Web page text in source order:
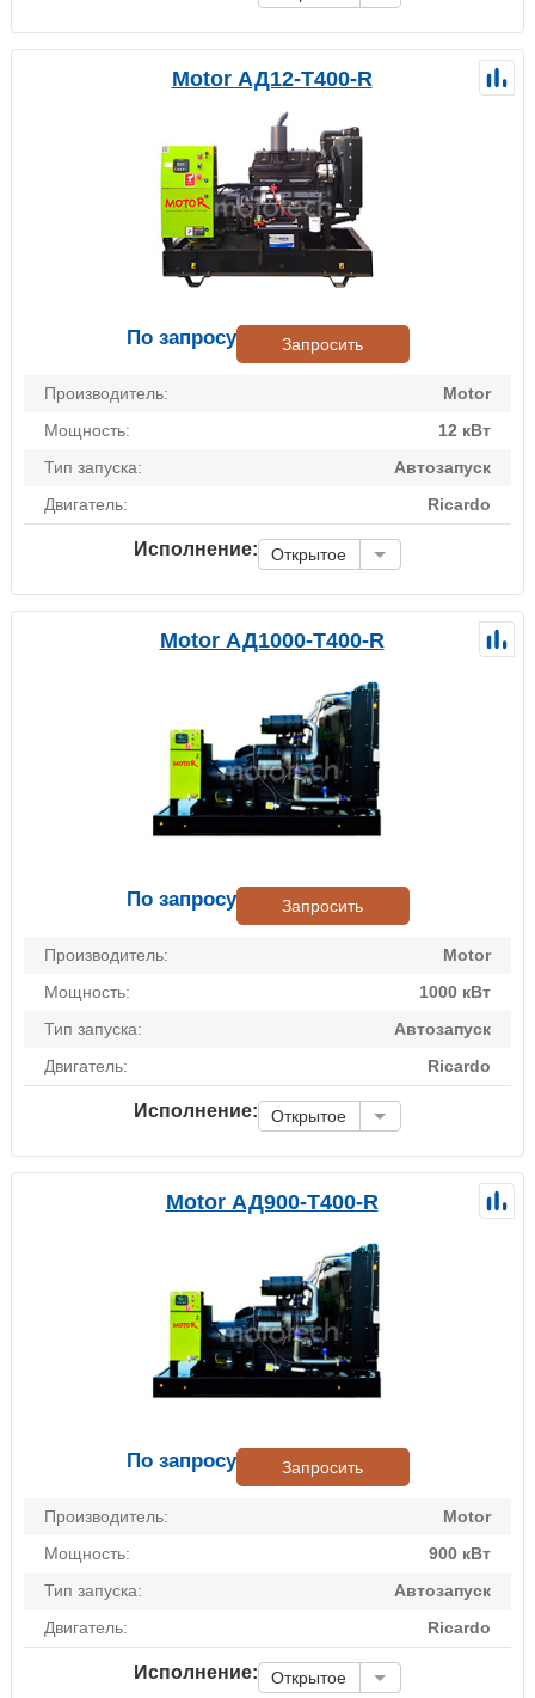
Motor АД12-Т400-R
По запросу Запросить
Производитель:
Motor
Мощность:
12 кВт
Тип запуска:
Автозапуск
Двигатель:
Ricardo
Исполнение: Открытое
Motor АД1000-Т400-R
По запросу Запросить
Производитель:
Motor
Мощность:
1000 кВт
Тип запуска:
Автозапуск
Двигатель:
Ricardo
Исполнение: Открытое
Motor АД900-Т400-R
По запросу Запросить
Производитель:
Motor
Мощность:
900 кВт
Тип запуска:
Автозапуск
Двигатель:
Ricardo
Исполнение: Открытое